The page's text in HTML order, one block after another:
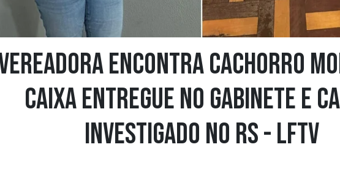
encontra cachorro
caixa entregue no gabinete e
investigado no RS - LFTV